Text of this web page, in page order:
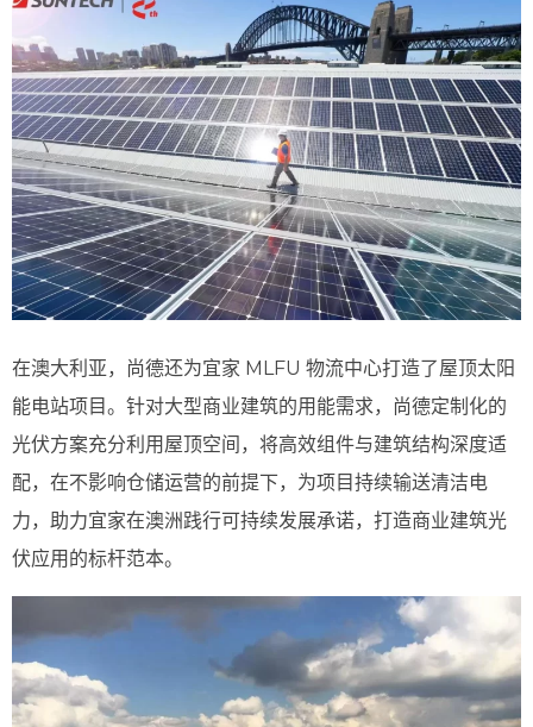
在澳大利亚，尚德还为宜家 MLFU 物流中心打造了屋顶太阳
能电站项目。针对大型商业建筑的用能需求，尚德定制化的
光伏方案充分利用屋顶空间，将高效组件与建筑结构深度适
配，在不影响仓储运营的前提下，为项目持续输送清洁电
力，助力宜家在澳洲践行可持续发展承诺，打造商业建筑光
伏应用的标杆范本。